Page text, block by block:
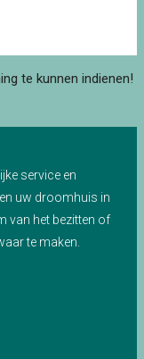
te kunnen indienen!
service en
uw droomhuis in
van het bezitten of
te maken.